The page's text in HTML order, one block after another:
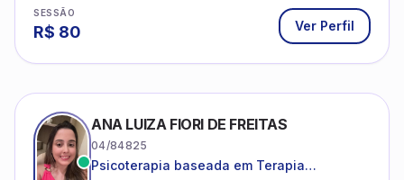
SESSÃO
R$ 80 Ver Perfil
ANA LUIZA FIORI DE FREITAS
04/84825
Psicoterapia baseada em Terapia